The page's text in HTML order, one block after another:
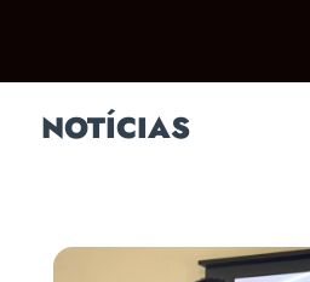
NOTÍCIAS